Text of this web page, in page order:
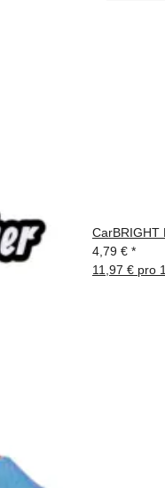
CarBRIGHT
4,79 € *
11,97 € pro